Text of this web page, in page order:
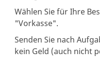
Wählen Sie für Ihre
"Vorkasse".
Senden Sie nach
kein Geld (auch nicht